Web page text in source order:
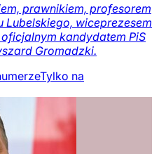
prawnikiem, profesorem
wiceprezesem
kandydatem PiS
Gromadzki.
Tylko na